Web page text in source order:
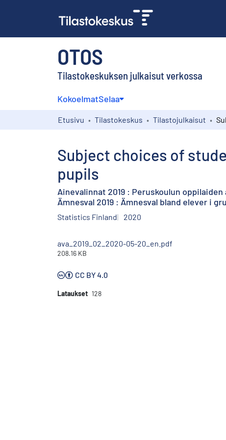
OTOS
Tilastokeskuksen julkaisut verkossa
KokoelmatSelaa
Etusivu Tilastokeskus Tilastojulkaisut
Subject choices of
pupils
Ainevalinnat 2019 : Peruskoulun
Ämnesval 2019 : Ämnesval bland elever i
Statistics Finland 2020
ava_2019_02_2020-05-20_en.pdf
208.16 KB
CC BY 4.0
Lataukset 128